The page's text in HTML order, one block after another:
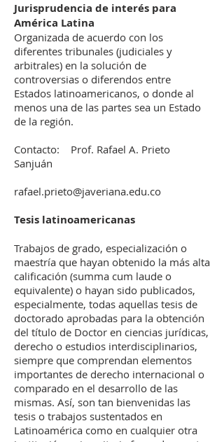
Jurisprudencia de interés para
América Latina
Organizada de acuerdo con los
diferentes tribunales (judiciales y
arbitrales) en la solución de
controversias o diferendos entre
Estados latinoamericanos, o donde al
menos una de las partes sea un Estado
de la región.
Contacto: Prof. Rafael A. Prieto
Sanjuán
rafael.prieto@javeriana.edu.co
Tesis latinoamericanas
Trabajos de grado, especialización o
maestría que hayan obtenido la más alta
calificación (summa cum laude o
equivalente) o hayan sido publicados,
especialmente, todas aquellas tesis de
doctorado aprobadas para la obtención
del título de Doctor en ciencias jurídicas,
derecho o estudios interdisciplinarios,
siempre que comprendan elementos
importantes de derecho internacional o
comparado en el desarrollo de las
mismas. Así, son tan bienvenidas las
tesis o trabajos sustentados en
Latinoamérica como en cualquier otra